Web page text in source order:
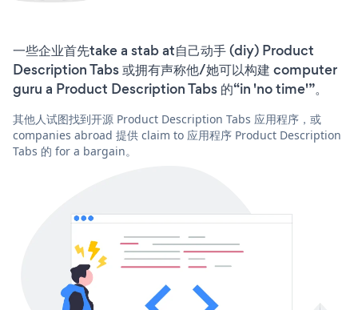
一些企业首先take a stab at自己动手 (diy) Product
Description Tabs 或拥有声称他/她可以构建 computer
guru a Product Description Tabs 的“in 'no time'”。
其他人试图找到开源 Product Description Tabs 应用程序，或
companies abroad 提供 claim to 应用程序 Product Description
Tabs 的 for a bargain。